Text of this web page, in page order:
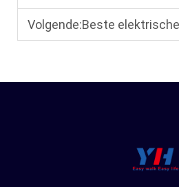
Volgende:Beste elektrische